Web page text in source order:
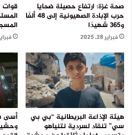
صحة غزة: ارتفاع حصيلة ضحايا
حرب الإبادة الصهيونية إلى 48 ألفًا
و365 شهيدًا
فبراير 28, 2025
قوات
فبراير 28,
هيئة الإذاعة البريطانية “بي بي
سي” تنقاد لسردية نتنياهو
أسى